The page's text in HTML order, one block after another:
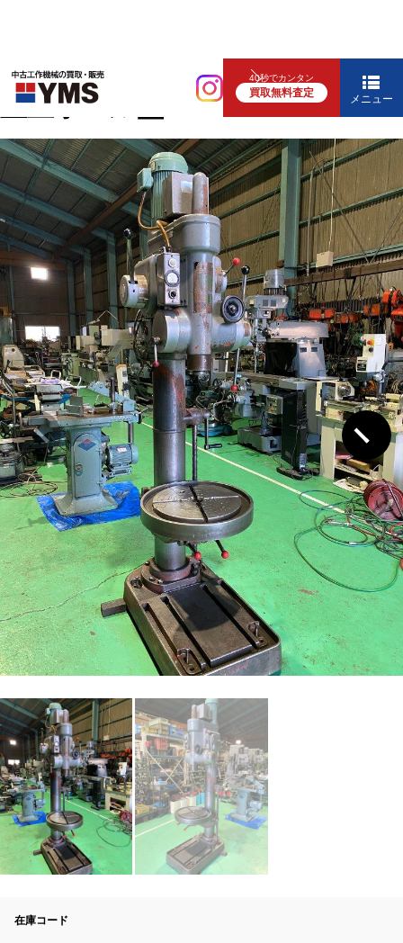
40秒でカンタン
買取無料査定 メニュー
中ぐり・ボール盤
直立ボール盤
在庫コード